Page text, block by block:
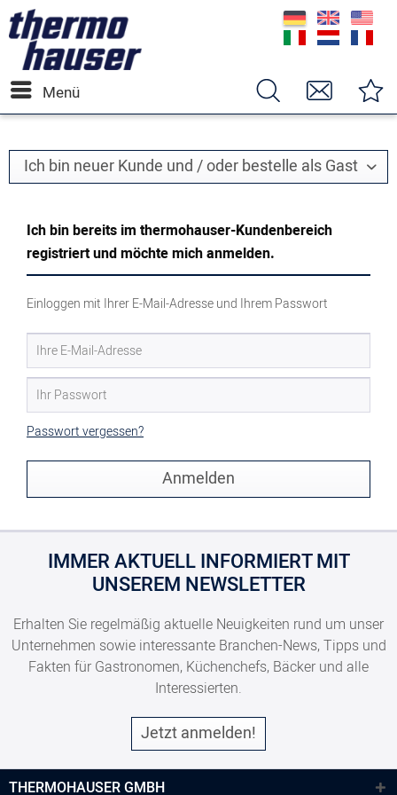
Menü
Ich bin neuer Kunde und / oder bestelle als Gast
Ich bin bereits im thermohauser-Kundenbereich
registriert und möchte mich anmelden.
Einloggen mit Ihrer E-Mail-Adresse und Ihrem Passwort
Passwort vergessen?
Anmelden
IMMER AKTUELL INFORMIERT MIT
UNSEREM NEWSLETTER
Erhalten Sie regelmäßig aktuelle Neuigkeiten rund um unser
Unternehmen sowie interessante Branchen-News, Tipps und
Fakten für Gastronomen, Küchenchefs, Bäcker und alle
Interessierten.
Jetzt anmelden!
THERMOHAUSER GMBH